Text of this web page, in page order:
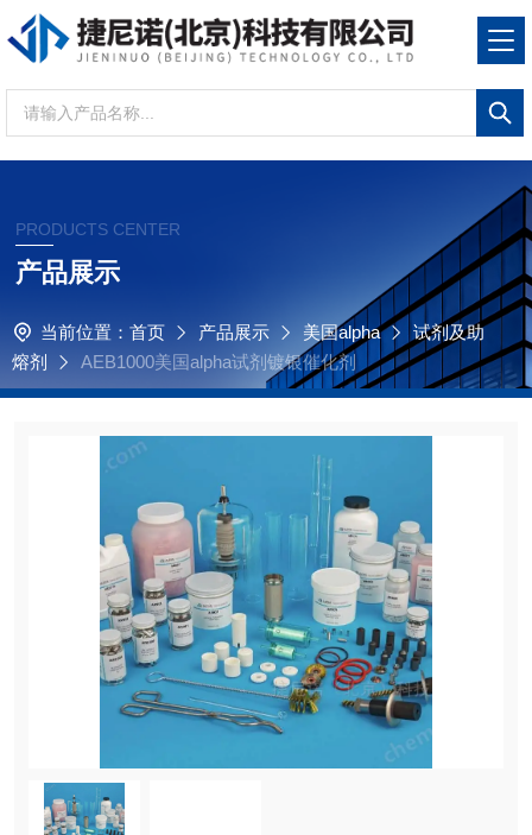
PRODUCTS CENTER
产品展示
当前位置： 首页 产品展示 美国alpha
试剂及助
熔剂
AEB1000美国alpha试剂镀银催化剂